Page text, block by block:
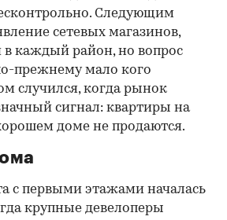
Следующим
сетевых магазинов,
каждый район, но вопрос
прежнему мало кого
случился, когда рынок
сигнал: квартиры на
доме не продаются.
с первыми этажами началась
крупные девелоперы